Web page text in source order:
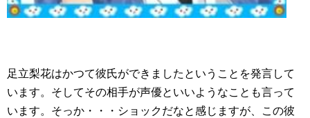
足立梨花はかつて彼氏ができましたということを発言して
います。そしてその相手が声優といいようなことも言って
います。そっか・・・ショックだなと感じますが、この彼